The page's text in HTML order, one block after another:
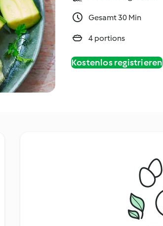
Gesamt 30 Min
4 portions
Kostenlos registrieren